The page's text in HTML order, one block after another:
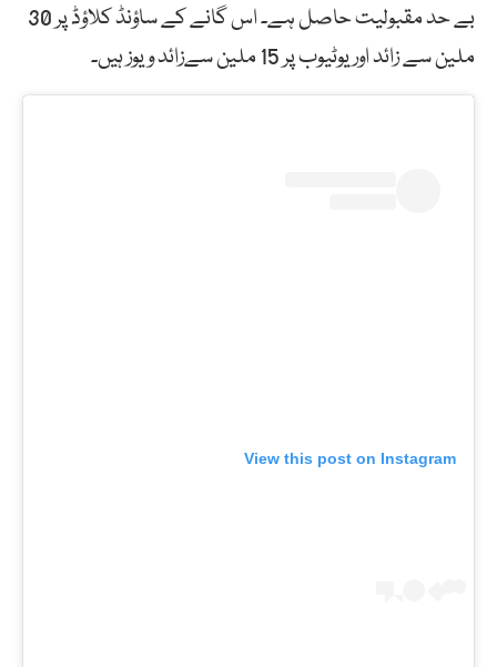
بے حد مقبولیت حاصل ہے۔ اس گانے کے ساؤنڈ کلاؤڈ پر 30
ملین سے زائد اور یوٹیوب پر 15 ملین سےزائد ویوز ہیں۔
View this post on Instagram